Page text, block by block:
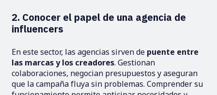
2. Conocer el papel de una agencia de
influencers
En este sector, las agencias sirven de puente entre
las marcas y los creadores. Gestionan
colaboraciones, negocian presupuestos y aseguran
que la campaña fluya sin problemas. Comprender su